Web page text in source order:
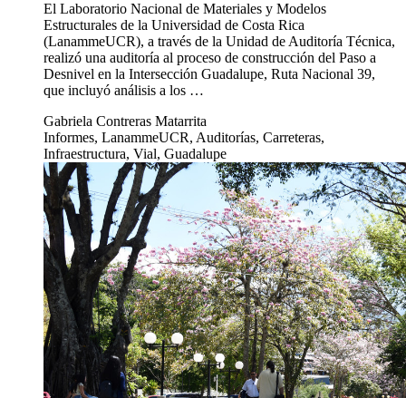
El Laboratorio Nacional de Materiales y Modelos
Estructurales de la Universidad de Costa Rica
(LanammeUCR), a través de la Unidad de Auditoría Técnica,
realizó una auditoría al proceso de construcción del Paso a
Desnivel en la Intersección Guadalupe, Ruta Nacional 39,
que incluyó análisis a los …
Gabriela Contreras Matarrita
Informes, LanammeUCR, Auditorías, Carreteras,
Infraestructura, Vial, Guadalupe